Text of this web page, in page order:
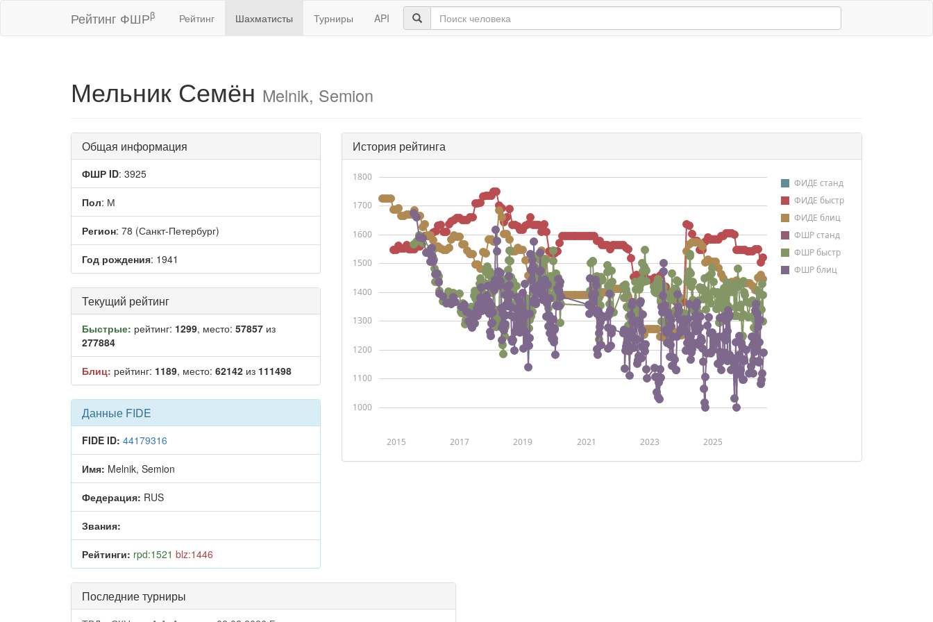
Рейтинг ФШРβ Рейтинг Шахматисты Турниры API
Мельник Семён Melnik, Semion
Общая информация
ФШР ID: 3925
Пол: М
Регион: 78 (Санкт-Петербург)
Год рождения: 1941
Текущий рейтинг
Быстрые: рейтинг: 1299, место: 57857 из
277884
Блиц: рейтинг: 1189, место: 62142 из 111498
Данные FIDE
FIDE ID: 44179316
Имя: Melnik, Semion
Федерация: RUS
Звания:
Рейтинги: rpd:1521 blz:1446
История рейтинга
ФИДЕ станд
ФИДЕ быстр
ФИДЕ блиц
ФШР станд
ФШР быстр
ФШР блиц
2015 2017 2019 2021 2023 2025
1000
1100
1200
1300
1400
1500
1600
1700
1800
Последние турниры